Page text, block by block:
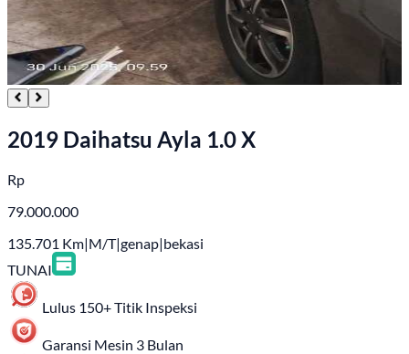
2019 Daihatsu Ayla 1.0 X
Rp
79.000.000
135.701 Km|M/T|genap|bekasi
TUNAI
Lulus 150+ Titik Inspeksi
Garansi Mesin 3 Bulan